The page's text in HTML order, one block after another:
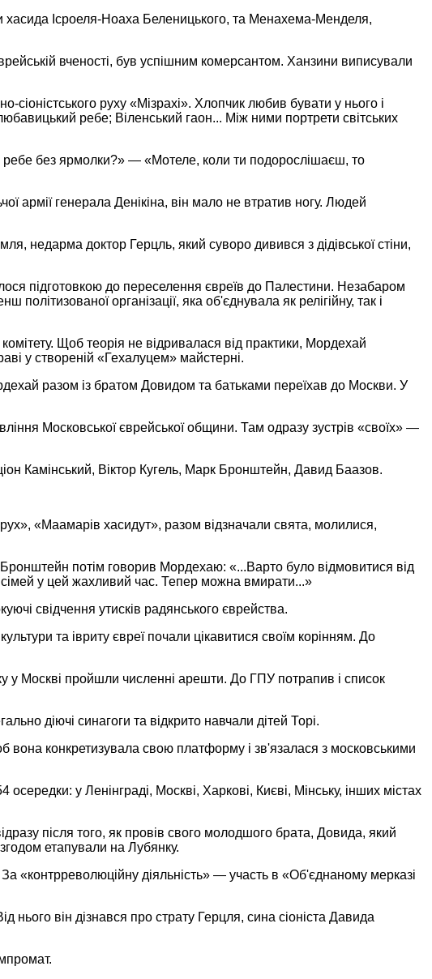
хасида Ісроеля-Ноаха Беленицького, та Менахема-Менделя,
вченості, був успішним комерсантом. Ханзини виписували
руху «Мізрахі». Хлопчик любив бувати у нього і
ребе; Віленський гаон... Між ними портрети світських
без ярмолки?» — «Мотеле, коли ти подорослішаєш, то
армії генерала Денікіна, він мало не втратив ногу. Людей
недарма доктор Герцль, який суворо дивився з дідівської стіни,
підготовкою до переселення євреїв до Палестини. Незабаром
організації, яка об'єднувала як релігійну, так і
Щоб теорія не відривалася від практики, Мордехай
у створеній «Гехалуцем» майстерні.
разом із братом Довидом та батьками переїхав до Москви. У
Московської єврейської общини. Там одразу зустрів «своїх» —
Камінський, Віктор Кугель, Марк Бронштейн, Давид Баазов.
«Маамарів хасидут», разом відзначали свята, молилися,
потім говорив Мордехаю: «...Варто було відмовитися від
сімей у цей жахливий час. Тепер можна вмирати...»
свідчення утисків радянського єврейства.
та івриту євреї почали цікавитися своїм корінням. До
у Москві пройшли численні арешти. До ГПУ потрапив і список
діючі синагоги та відкрито навчали дітей Торі.
вона конкретизувала свою платформу і зв'язалася з московськими
у Ленінграді, Москві, Харкові, Києві, Мінську, інших містах
після того, як провів свого молодшого брата, Довида, який
етапували на Лубянку.
За «контрреволюційну діяльність» — участь в «Об'єднаному мерказі
нього він дізнався про страту Герцля, сина сіоніста Давида